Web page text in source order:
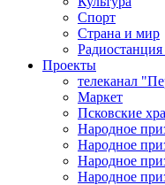
Спорт
Страна и мир
Проекты
телеканал
Маркет
Псковские
Народное
Народное
Народное
Народное